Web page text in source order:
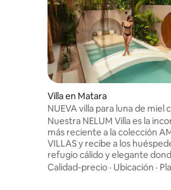
Villa en Matara
NUEVA villa para luna de miel
privada - AMARE Villas
Nuestra NELUM Villa es la
más reciente a la colección
VILLAS y recibe a los
refugio cálido y elegante
arquitectura moderna se
Calidad-precio · Ubicación ·